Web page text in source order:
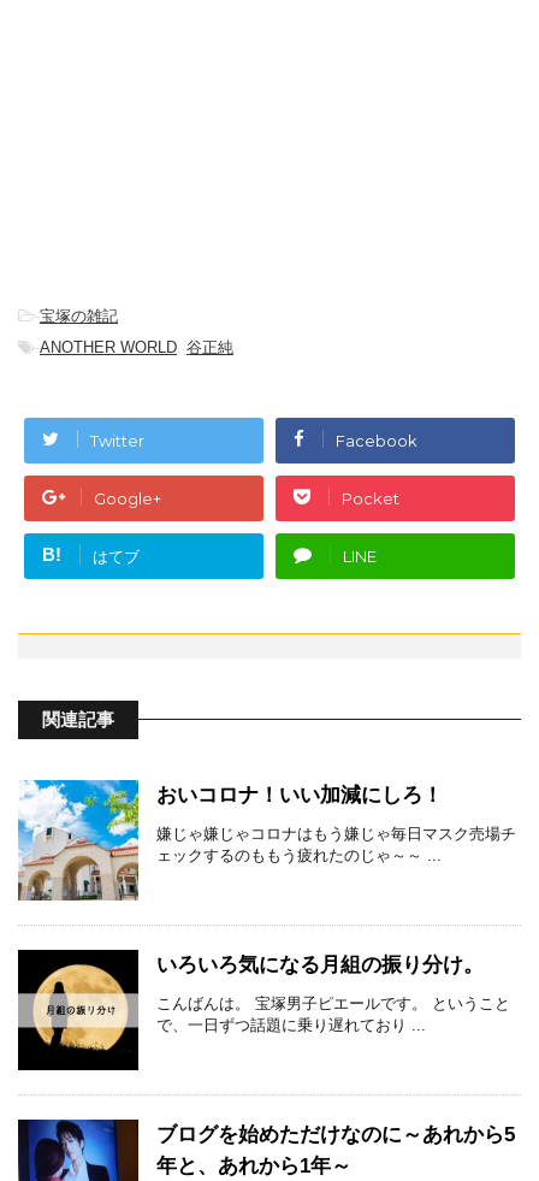
-宝塚の雑記
-ANOTHER WORLD, 谷正純
Twitter Facebook
Google+ Pocket
B! はてブ LINE
関連記事
おいコロナ！いい加減にしろ！
嫌じゃ嫌じゃコロナはもう嫌じゃ毎日マスク売場チ
ェックするのももう疲れたのじゃ～～ ...
いろいろ気になる月組の振り分け。
こんばんは。 宝塚男子ピエールです。 ということ
で、一日ずつ話題に乗り遅れており ...
ブログを始めただけなのに～あれから5
年と、あれから1年～